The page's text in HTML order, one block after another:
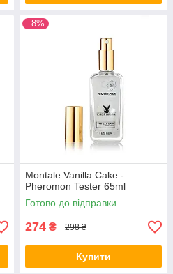
–8%
Montale Vanilla Cake -
Pheromon Tester 65ml
Готово до відправки
274 ₴ 298 ₴
Купити